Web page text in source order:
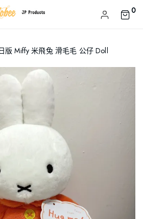
0
版 Miffy 米飛兔 滑毛毛 公仔 Doll